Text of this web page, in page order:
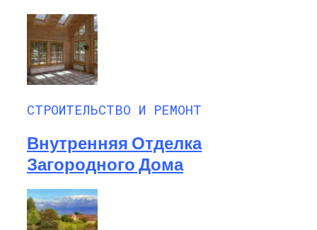
СТРОИТЕЛЬСТВО И РЕМОНТ
Внутренняя Отделка
Загородного Дома